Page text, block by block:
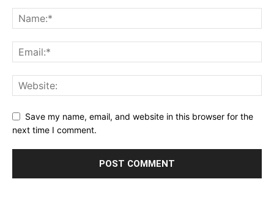
Save my name, email, and website in this browser for the
next time I comment.